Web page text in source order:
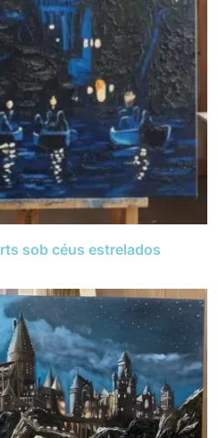
sob céus estrelados